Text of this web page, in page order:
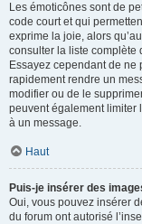
Les émoticônes sont de
code court et qui
exprime la joie, alors
consulter la liste complète
Essayez cependant de
rapidement rendre un
modifier ou de le
peuvent également limiter
à un message.
Haut
Puis-je insérer des
Oui, vous pouvez insérer
du forum ont autorisé